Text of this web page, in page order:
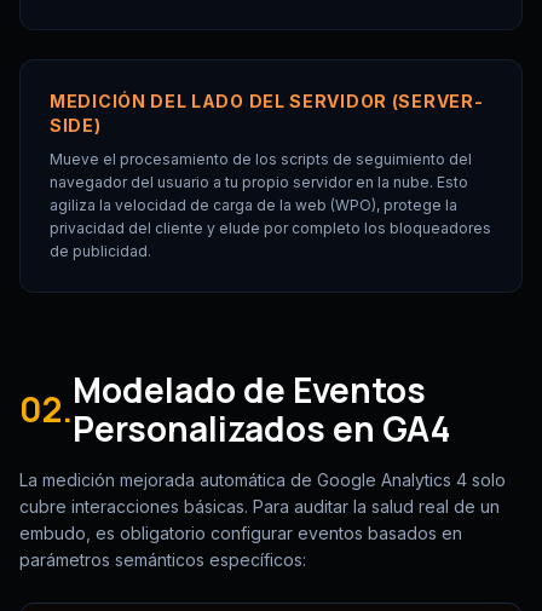
MEDICIÓN DEL LADO DEL SERVIDOR (SERVER-
SIDE)
Mueve el procesamiento de los scripts de seguimiento del
navegador del usuario a tu propio servidor en la nube. Esto
agiliza la velocidad de carga de la web (WPO), protege la
privacidad del cliente y elude por completo los bloqueadores
de publicidad.
02.Modelado de Eventos
Personalizados en GA4
La medición mejorada automática de Google Analytics 4 solo
cubre interacciones básicas. Para auditar la salud real de un
embudo, es obligatorio configurar eventos basados en
parámetros semánticos específicos: